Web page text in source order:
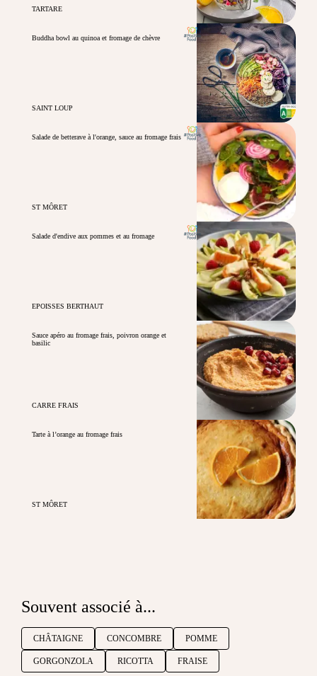
TARTARE
Buddha bowl au quinoa et fromage de chèvre
SAINT LOUP
Salade de betterave à l'orange, sauce au fromage frais
ST MÔRET
Salade d'endive aux pommes et au fromage
EPOISSES BERTHAUT
Sauce apéro au fromage frais, poivron orange et
basilic
CARRE FRAIS
Tarte à l’orange au fromage frais
ST MÔRET
Souvent associé à...
CHÂTAIGNE CONCOMBRE POMME
GORGONZOLA RICOTTA FRAISE